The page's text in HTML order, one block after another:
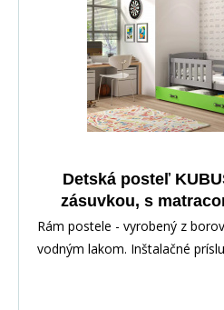
Detská posteľ
zásuvkou, s
Rám postele - vyrobený z
vodným lakom. Inštalačné